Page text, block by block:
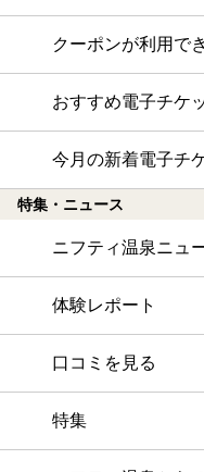
クーポンが利用で
おすすめ電子チケ
今月の新着電子チ
特集・ニュース
ニフティ温泉ニュ
体験レポート
口コミを見る
特集